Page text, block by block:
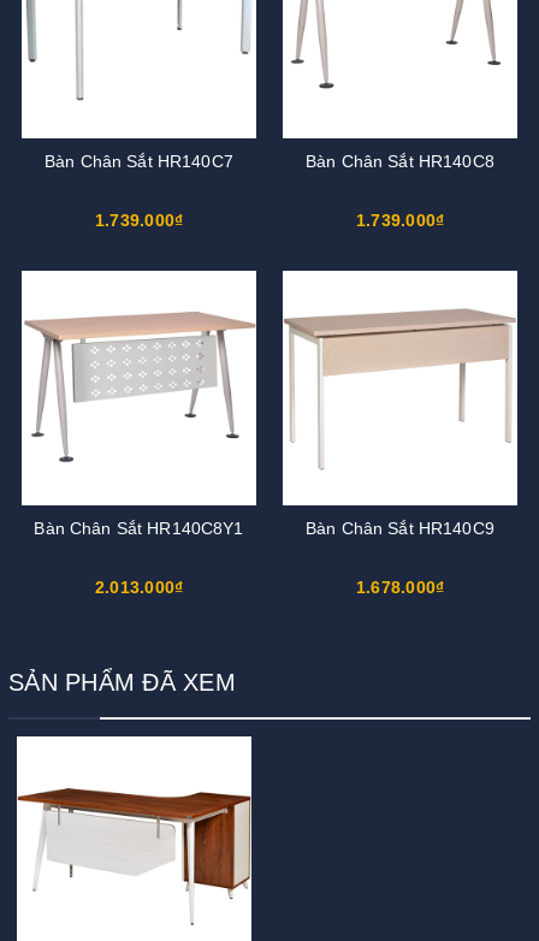
Bàn Chân Sắt HR140C7
1.739.000₫
Bàn Chân Sắt HR140C8
1.739.000₫
Bàn Chân Sắt HR140C8Y1
2.013.000₫
Bàn Chân Sắt HR140C9
1.678.000₫
SẢN PHẨM ĐÃ XEM